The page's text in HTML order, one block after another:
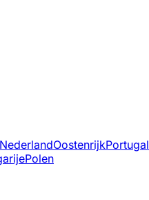
NederlandOostenrijkPortugal
Polen